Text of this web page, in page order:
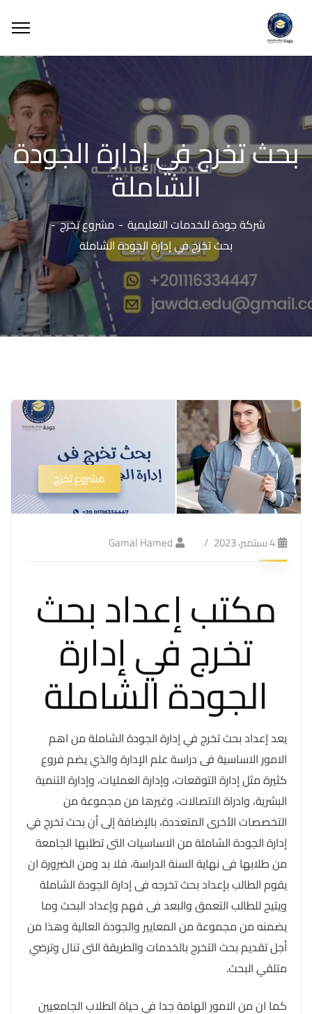
بحث تخرج في إدارة الجودة
الشاملة
شركة جودة للخدمات التعليمية
مشروع تخرج
بحث تخرج في إدارة الجودة الشاملة
مشروع تخرج
4 سبتمبر، 2023 Gamal Hamed
مكتب إعداد بحث
تخرج في إدارة
الجودة الشاملة
يعد إعداد بحث تخرج في إدارة الجودة الشاملة من اهم
الامور الاساسية فى دراسة علم الإدارة والذي يضم فروع
كثيرة مثل إدارة التوقعات، وإدارة العمليات، وإدارة التنمية
البشرية، وادراة الاتصالات، وغيرها من مجموعة من
التخصصات الأخرى المتعددة، بالإضافة إلى أن بحث تخرج في
إدارة الجودة الشاملة من الاساسيات التى تطلبها الجامعة
من طلابها فى نهاية السنة الدراسة، فلا بد ومن الضرورة ان
يقوم الطالب بإعداد بحث تخرجه فى إدارة الجودة الشاملة
ويتيح للطالب التعمق والبعد فى فهم وإعداد البحث وما
يضمنه من مجموعة من المعايير والجودة العالية وهذا من
أجل تقديم بحث التخرج بالخدمات والطريقة التى تنال وترضي
متلقي البحث.
كما ان من الامور الهامة جدا في حياة الطلاب الجامعيين